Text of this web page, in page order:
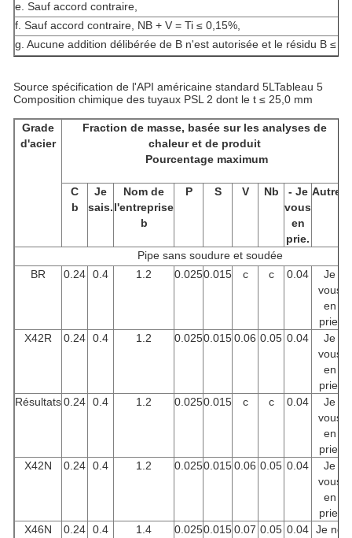
e. Sauf accord contraire,
f. Sauf accord contraire, NB + V = Ti ≤ 0,15%,
g. Aucune addition délibérée de B n'est autorisée et le résidu B ≤
Source spécification de l'API américaine standard 5L Tableau 5
Composition chimique des tuyaux PSL 2 dont le t ≤ 25,0 mm
Grade
d'acier
Fraction de masse, basée sur les analyses de
chaleur et de produit
Pourcentage maximum
C
b
Je
sais.
Nom de
l'entreprise
b
P S V Nb
- Je
vous
en
prie.
Autres
Pipe sans soudure et soudée
BR
0.24 0.4 1.2 0.0250.015 c c 0.04
Je
vous
en
prie.
X42R 0.24 0.4 1.2 0.0250.0150.06 0.05 0.04
Je
vous
en
prie.
Résultats0.24 0.4 1.2 0.0250.015 c c 0.04
Je
vous
en
prie.
X42N 0.24 0.4 1.2 0.0250.0150.06 0.05 0.04
Je
vous
en
prie.
X46N 0.24 0.4 1.4 0.0250.0150.07 0.05 0.04 Je ne